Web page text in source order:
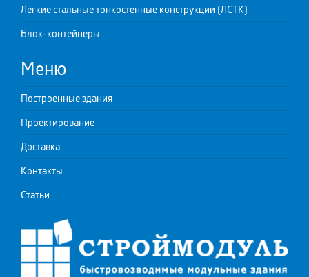
Лёгкие стальные тонкостенные конструкции (ЛСТК)
Блок-контейнеры
Меню
Построенные здания
Проектирование
Доставка
Контакты
Статьи